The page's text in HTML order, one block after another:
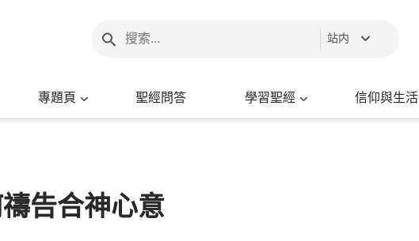
站内
專題頁 聖經問答 學習聖經 信仰與生活
告合神心意